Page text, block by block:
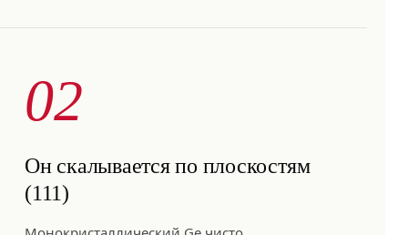
02
Он скалывается по плоскостям
(111)